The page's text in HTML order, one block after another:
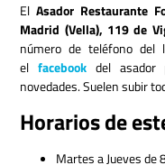
ElAsador Restaurante
Madrid (Vella), 119 de
número de teléfono del
elfacebook del
novedades. Suelen subir
Horarios de
Martes a Jueves de